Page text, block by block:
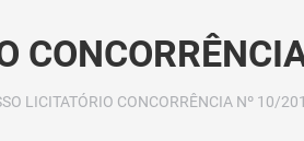
LICITATÓRIO CONCORRÊNCIA Nº 10/